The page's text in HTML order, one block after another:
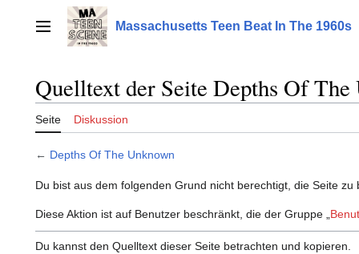
springenHauptmenü Massachusetts Teen Beat In The 1960s
Quelltext der Seite Depths Of The
Seite Diskussion
← Depths Of The Unknown
Du bist aus dem folgenden Grund nicht berechtigt, die Seite zu
Diese Aktion ist auf Benutzer beschränkt, die der Gruppe „
Du kannst den Quelltext dieser Seite betrachten und kopieren.